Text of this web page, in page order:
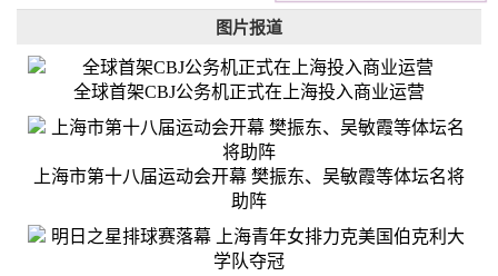
图片报道
全球首架CBJ公务机正式在上海投入商业运营
上海市第十八届运动会开幕 樊振东、吴敏霞等体坛名将
助阵